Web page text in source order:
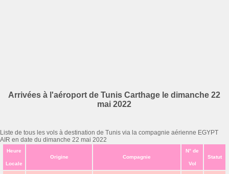
Arrivées à l'aéroport de Tunis Carthage le dimanche 22
mai 2022
Liste de tous les vols à destination de Tunis via la compagnie aérienne EGYPT
AIR en date du dimanche 22 mai 2022
Heure
Locale
Origine Compagnie
N° de
Vol
Statut